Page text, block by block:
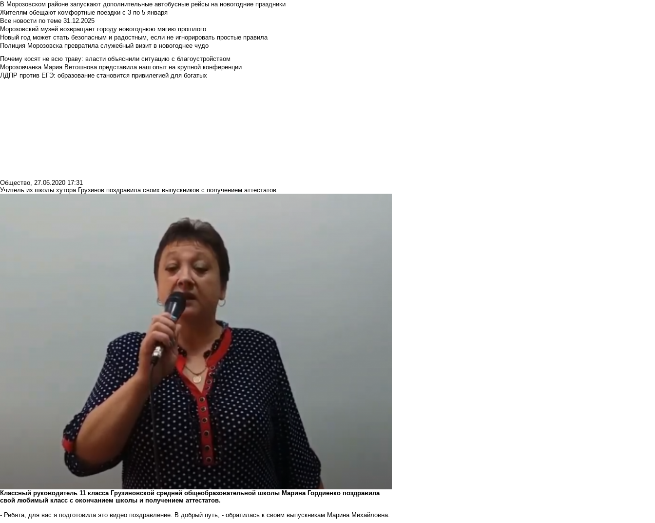
В Морозовском районе запускают дополнительные автобусные рейсы на новогодние праздники
Жителям обещают комфортные поездки с 3 по 5 января
Все новости по теме 31.12.2025
Морозовский музей возвращает городу новогоднюю магию прошлого
Новый год может стать безопасным и радостным, если не игнорировать простые правила
Полиция Морозовска превратила служебный визит в новогоднее чудо
Почему косят не всю траву: власти объяснили ситуацию с благоустройством
Морозовчанка Мария Ветошнова представила наш опыт на крупной конференции
ЛДПР против ЕГЭ: образование становится привилегией для богатых
Общество, 27.06.2020 17:31
Учитель из школы хутора Грузинов поздравила своих выпускников с получением аттестатов
Классный руководитель 11 класса Грузиновской средней общеобразовательной школы Марина Гордиенко поздравила
свой любимый класс с окончанием школы и получением аттестатов.
- Ребята, для вас я подготовила это видео поздравление. В добрый путь, - обратилась к своим выпускникам Марина Михайловна.